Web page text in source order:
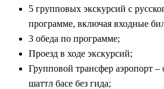
5 групповых экскурсий с
программе, включая входные
3 обеда по программе;
Проезд в ходе экскурсий;
Групповой трансфер аэропорт –
шаттл басе без гида;